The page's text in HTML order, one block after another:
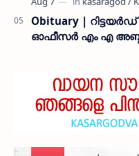
Obituary |
ഓഫീസർ എം എ